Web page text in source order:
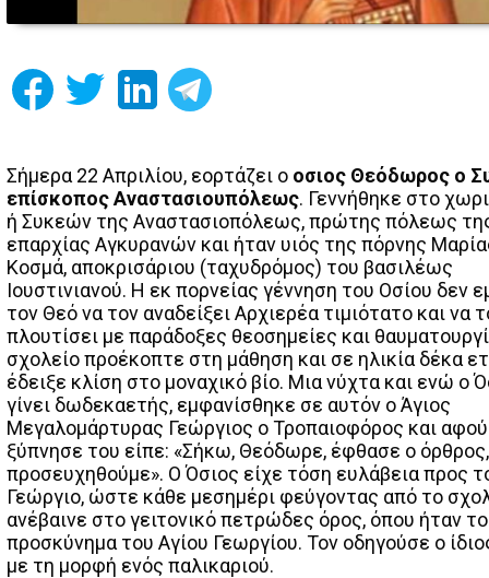
Σήμερα 22 Απριλίου, εορτάζει ο οσιος Θεόδωρος ο
επίσκοπος Αναστασιουπόλεως. Γεννήθηκε στο
ή Συκεών της Αναστασιοπόλεως, πρώτης πόλεως
επαρχίας Αγκυρανών και ήταν υιός της πόρνης
Κοσμά, αποκρισάριου (ταχυδρόμος) του βασιλέως
Ιουστινιανού. Η εκ πορνείας γέννηση του Οσίου δεν
τον Θεό να τον αναδείξει Αρχιερέα τιμιότατο και να
πλουτίσει με παράδοξες θεοσημείες και
σχολείο προέκοπτε στη μάθηση και σε ηλικία δέκα
έδειξε κλίση στο μοναχικό βίο. Μια νύχτα και ενώ ο
γίνει δωδεκαετής, εμφανίσθηκε σε αυτόν ο Άγιος
Μεγαλομάρτυρας Γεώργιος ο Τροπαιοφόρος και
ξύπνησε του είπε: «Σήκω, Θεόδωρε, έφθασε ο
προσευχηθούμε». Ο Όσιος είχε τόση ευλάβεια προς
Γεώργιο, ώστε κάθε μεσημέρι φεύγοντας από το
ανέβαινε στο γειτονικό πετρώδες όρος, όπου ήταν το
προσκύνημα του Αγίου Γεωργίου. Τον οδηγούσε ο
με τη μορφή ενός παλικαριού.